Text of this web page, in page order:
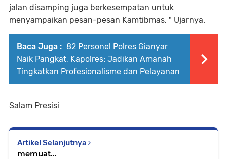
jalan disamping juga berkesempatan untuk
menyampaikan pesan-pesan Kamtibmas, " Ujarnya.
Baca Juga : 82 Personel Polres Gianyar
Naik Pangkat, Kapolres: Jadikan Amanah
Tingkatkan Profesionalisme dan Pelayanan
Salam Presisi
Artikel Selanjutnya
memuat...